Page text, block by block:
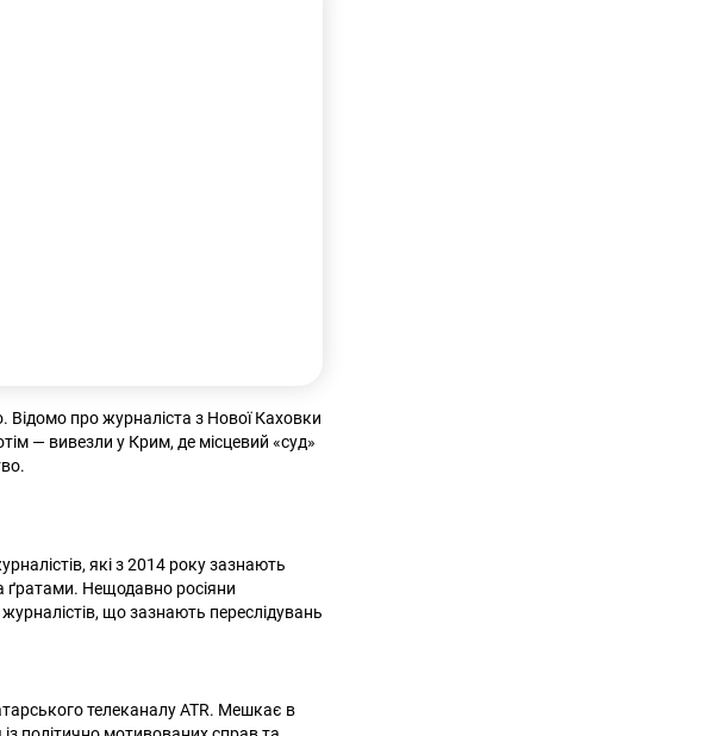
про журналіста з Нової Каховки
— вивезли у Крим, де місцевий «суд»
які з 2014 року зазнають
ґратами. Нещодавно росіяни
що зазнають переслідувань
телеканалу ATR. Мешкає в